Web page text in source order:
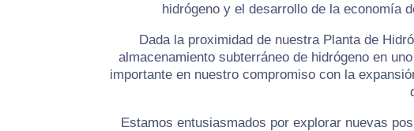
hidrógeno y el desarrollo de la economía
Dada la proximidad de nuestra Planta de
almacenamiento subterráneo de hidrógeno en
importante en nuestro compromiso con la
Estamos entusiasmados por explorar nuevas